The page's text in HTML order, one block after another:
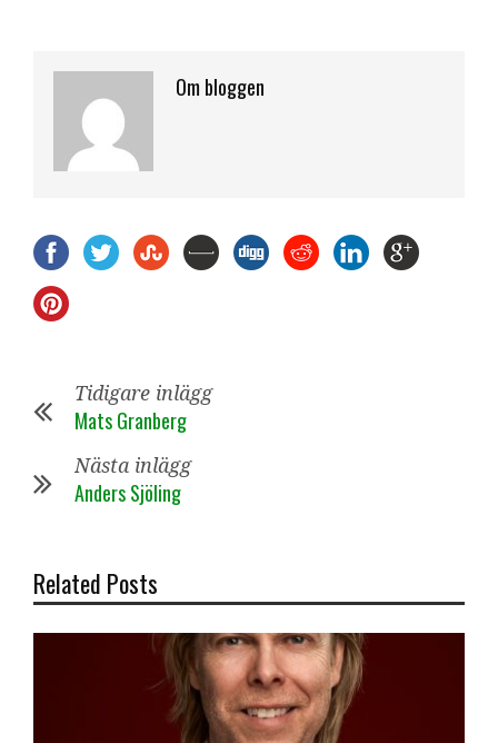
Om bloggen
Tidigare inlägg
Mats Granberg
Nästa inlägg
Anders Sjöling
Related Posts